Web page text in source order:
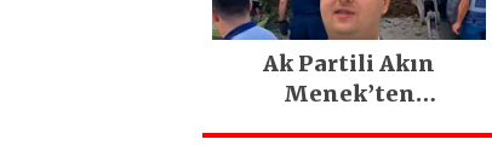
Ak Partili Akın
Menek’ten